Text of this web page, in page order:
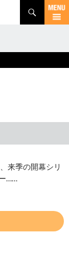
来季の開幕シリ
……